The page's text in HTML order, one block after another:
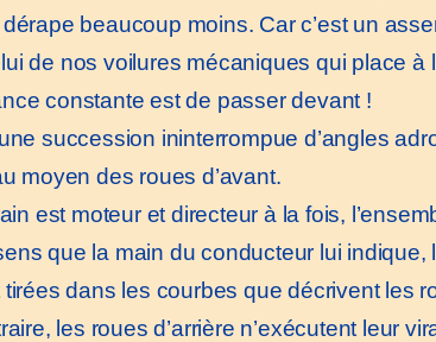
dérape beaucoup moins. Car c’est un
de nos voilures mécaniques qui place à
constante est de passer devant !
succession ininterrompue d’angles
moyen des roues d’avant.
est moteur et directeur à la fois,
que la main du conducteur lui indique,
dans les courbes que décrivent les
les roues d’arrière n’exécutent leur